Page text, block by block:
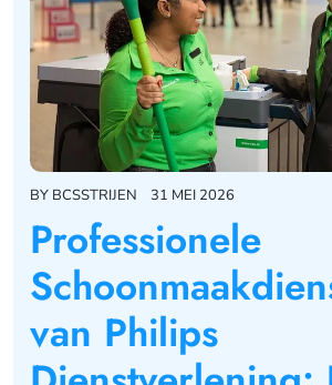
BY BCSSTRIJEN 31 MEI 2026
Professionele
van Philips